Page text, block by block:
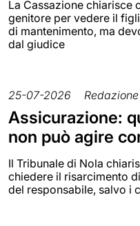
La Cassazione chiarisce
genitore per vedere il
di mantenimento, ma
dal giudice
25-07-2026 Redazione
Assicurazione:
non può agire
Il Tribunale di Nola
chiedere il risarcimento
del responsabile, salvo i